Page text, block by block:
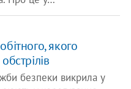
якого
безпеки викрила у